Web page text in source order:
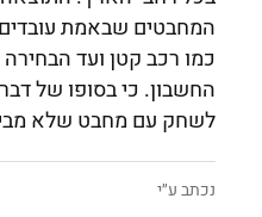
המחבטים שבאמת
כמו רכב קטן ועד
החשבון. כי בסופו של
לשחק עם מחבט שלא
נכתב ע״י